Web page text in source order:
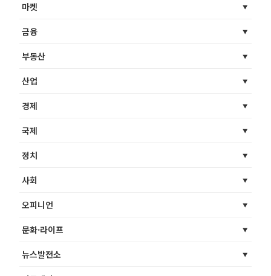
마켓
금융
부동산
산업
경제
국제
정치
사회
오피니언
문화·라이프
뉴스발전소